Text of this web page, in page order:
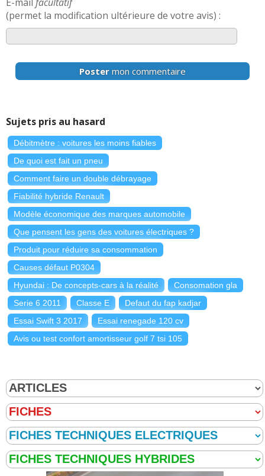
(permet la modification ultérieure de votre avis) :
Poster mon commentaire
Sujets pris au hasard
Débitmètre : voitures les moins fiables
De quoi est fait un pneu
Comment faire un double débrayage
Fiabilité hybride Renault
Modèle économique des marques automobile
Que pensent les gens des voitures électriques ?
Produit pour réduire sa consommation
Causes défaut P0304
Hyundai : De concepts-cars à la réalité
Consomation gla
Serie 6 2011
Classe E
Defaut du fap kadjar
Essai Swift 3 2017
Essai renegade 120 cv
Avis ou test confort amortisseur golf 7 tsi 105